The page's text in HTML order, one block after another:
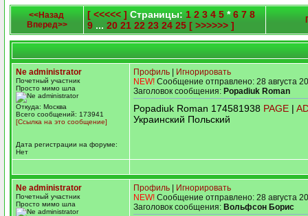
<<Назад
Вперед>>
[ <<<<< ] Страницы: 1 2 3 4 5 *6 7 8
9 ... 20 21 22 23 24 25 [ >>>>>> ]
Ne administrator
Почетный участник
Просто мимо шла
Откуда: Москва
Всего сообщений: 173941
[Ссылка на это сообщение]
Дата регистрации на форуме:
Нет
Профиль
Игнорировать
NEW! Сообщение отправлено: 28 августа
Заголовок сообщения: Popadiuk Roman
Popadiuk Roman 174581938 PAGE |
Украинский Польский
Ne administrator
Почетный участник
Просто мимо шла
Профиль
Игнорировать
NEW! Сообщение отправлено: 28 августа
Заголовок сообщения: Вольфсон Борис